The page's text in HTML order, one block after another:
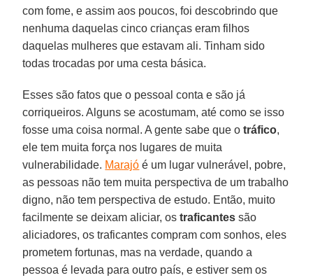
com fome, e assim aos poucos, foi descobrindo que
nenhuma daquelas cinco crianças eram filhos
daquelas mulheres que estavam ali. Tinham sido
todas trocadas por uma cesta básica.
Esses são fatos que o pessoal conta e são já
corriqueiros. Alguns se acostumam, até como se isso
fosse uma coisa normal. A gente sabe que otráfico,
ele tem muita força nos lugares de muita
vulnerabilidade. Marajó é um lugar vulnerável, pobre,
as pessoas não tem muita perspectiva de um trabalho
digno, não tem perspectiva de estudo. Então, muito
facilmente se deixam aliciar, ostraficantes são
aliciadores, os traficantes compram com sonhos, eles
prometem fortunas, mas na verdade, quando a
pessoa é levada para outro país, e estiver sem os